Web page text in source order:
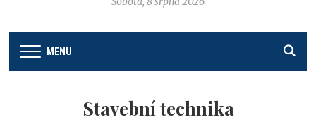
MENU
Stavební technika